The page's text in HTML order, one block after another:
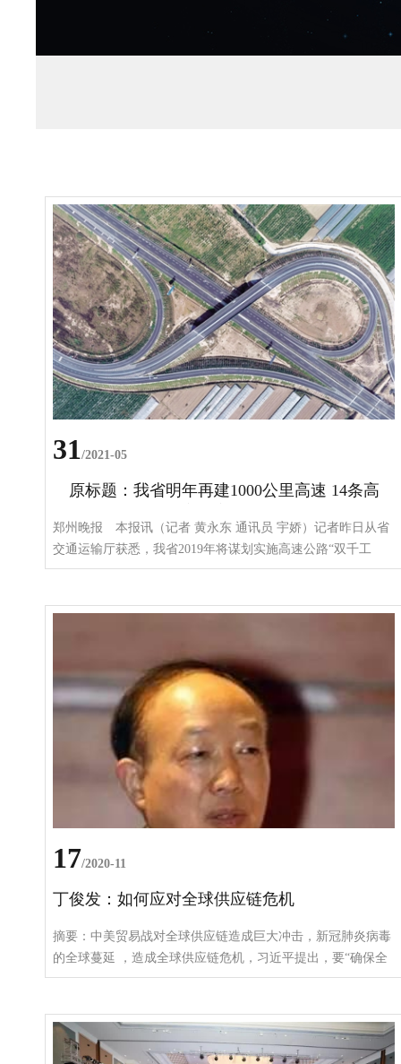
31/2021-05
原标题：我省明年再建1000公里高速 14条高
郑州晚报 本报讯（记者 黄永东 通讯员 宇娇）记者昨日从省
交通运输厅获悉，我省2019年将谋划实施高速公路“双千工
程”，即计划开工14个项目高速公路项目，总里程1002公里，
速封丘至原阳段：经新乡市封丘县和原阳县，全长68公里，总
17/2020-11
丁俊发：如何应对全球供应链危机
摘要：中美贸易战对全球供应链造成巨大冲击，新冠肺炎病毒
的全球蔓延 ，造成全球供应链危机，习近平提出，要“确保全
球供应链开放、稳定、安全”，如何解读，如何施策，这关系
供应链 中美贸易战 新冠肺炎病毒 丁俊发：如何应对全球供应
链危